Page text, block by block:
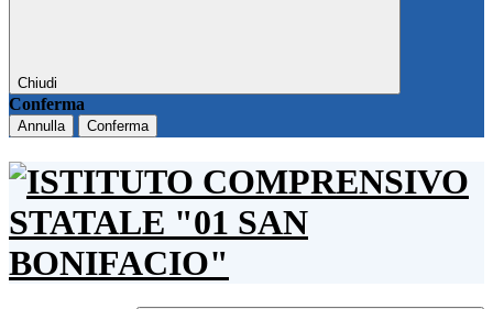
Chiudi
Conferma
Annulla Conferma